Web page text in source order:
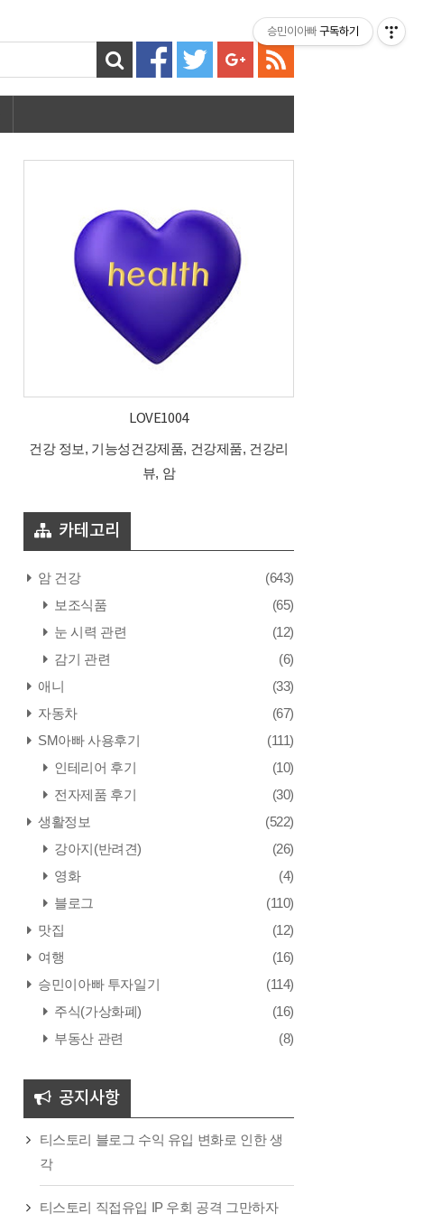
LOVE1004
건강 정보, 기능성건강제품, 건강제품, 건강리
뷰, 암
카테고리
암 건강
(643)
보조식품
(65)
눈 시력 관련
(12)
감기 관련
(6)
애니
(33)
자동차
(67)
SM아빠 사용후기
(111)
인테리어 후기
(10)
전자제품 후기
(30)
생활정보
(522)
강아지(반려견)
(26)
영화
(4)
블로그
(110)
맛집
(12)
여행
(16)
승민이아빠 투자일기
(114)
주식(가상화폐)
(16)
부동산 관련
(8)
공지사항
티스토리 블로그 수익 유입 변화로 인한 생
각
티스토리 직접유입 IP 우회 공격 그만하자
승민이아빠 구독하기